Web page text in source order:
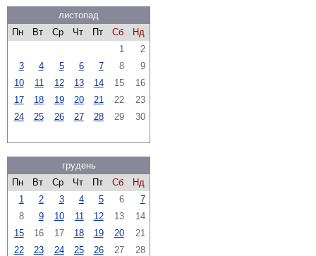
листопад
Пн
Вт Ср Чт Пт Сб
Нд
1
2
3
4 5 6 7 8
9
10
11 12 13 14 15
16
17
18 19 20 21 22
23
24
25 26 27 28 29 30
грудень
Пн
Вт Ср Чт Пт Сб
Нд
1
2 3 4 5 6
7
8
9 10 11 12 13
14
15
16 17 18 19 20
21
22
23 24 25 26 27
28